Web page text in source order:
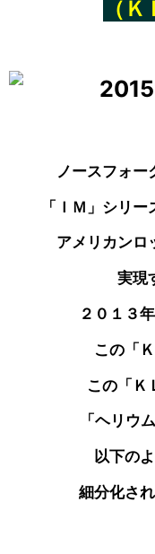
（
ノースフォー
「ＩＭ」シリー
アメリカンロ
実現
２０１３
この「
この「Ｋ
「ヘリウ
以下の
細分化さ